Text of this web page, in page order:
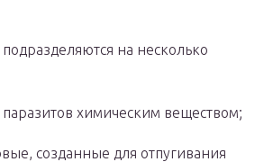
на несколько
химическим веществом;
созданные для отпугивания